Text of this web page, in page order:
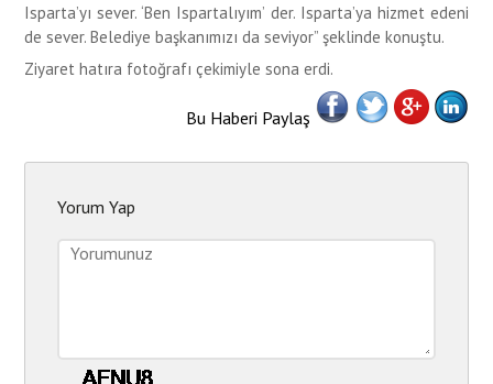
Isparta’yı sever. ‘Ben Ispartalıyım’ der. Isparta’ya hizmet edeni
de sever. Belediye başkanımızı da seviyor” şeklinde konuştu.
Ziyaret hatıra fotoğrafı çekimiyle sona erdi.
Bu Haberi Paylaş
Yorum Yap